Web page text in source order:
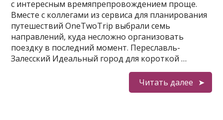
с интересным времяпрепровождением проще.
Вместе с коллегами из сервиса для планирования
путешествий OneTwoTrip выбрали семь
направлений, куда несложно организовать
поездку в последний момент. Переславль-
Залесский Идеальный город для короткой …
Читать далее